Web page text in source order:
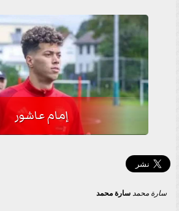
إمام عاشور
سارة محمد سارة محمد